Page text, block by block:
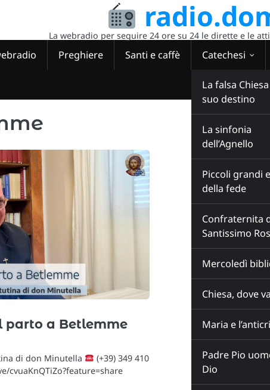
La webradio per seguire 24 ore su 24 le dirette e le
Preghiere Santi e caffè Catechesi
La falsa
suo destino
La sinfonia
dell’Agnello
Piccoli grandi
della fede
Confraternita
Santissimo
Mercoledì
Chiesa, dove
Maria e
Padre Pio
Dio
parto a Betlemme
di don Minutella
(+39) 349 410
cvuaKnQTiZo?feature=share